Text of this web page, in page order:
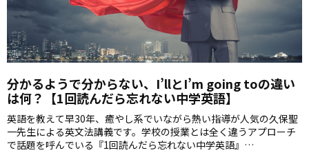
分かるようで分からない、I’llとI’m going toの違い
は何？【1回読んだら忘れない中学英語】
英語を教えて早30年、癒やし系でいながら熱い指導が人気の久保聖
一先生による英文法講義です。学校の授業とは全く違うアプローチ
で話題を呼んでいる『1回読んだら忘れない中学英語』